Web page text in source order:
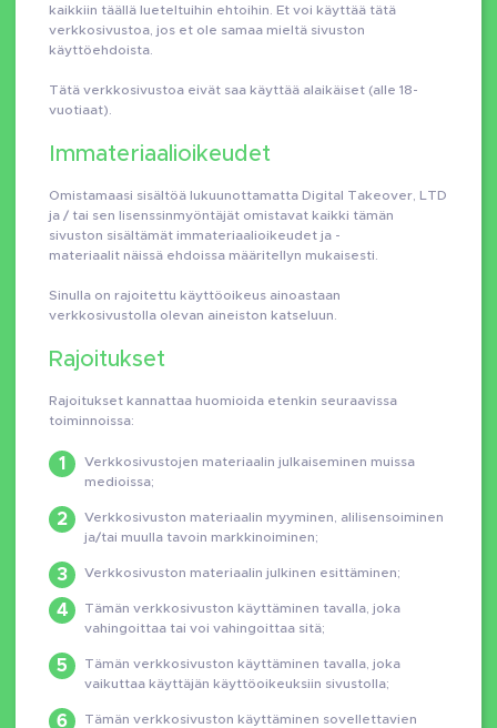
kaikkiin täällä lueteltuihin ehtoihin. Et voi käyttää tätä
verkkosivustoa, jos et ole samaa mieltä sivuston
käyttöehdoista.
Tätä verkkosivustoa eivät saa käyttää alaikäiset (alle 18-
vuotiaat).
Immateriaalioikeudet
Omistamaasi sisältöä lukuunottamatta Digital Takeover, LTD
ja / tai sen lisenssinmyöntäjät omistavat kaikki tämän
sivuston sisältämät immateriaalioikeudet ja -
materiaalit näissä ehdoissa määritellyn mukaisesti.
Sinulla on rajoitettu käyttöoikeus ainoastaan
verkkosivustolla olevan aineiston katseluun.
Rajoitukset
Rajoitukset kannattaa huomioida etenkin seuraavissa
toiminnoissa:
Verkkosivustojen materiaalin julkaiseminen muissa
medioissa;
Verkkosivuston materiaalin myyminen, alilisensoiminen
ja/tai muulla tavoin markkinoiminen;
Verkkosivuston materiaalin julkinen esittäminen;
Tämän verkkosivuston käyttäminen tavalla, joka
vahingoittaa tai voi vahingoittaa sitä;
Tämän verkkosivuston käyttäminen tavalla, joka
vaikuttaa käyttäjän käyttöoikeuksiin sivustolla;
Tämän verkkosivuston käyttäminen sovellettavien